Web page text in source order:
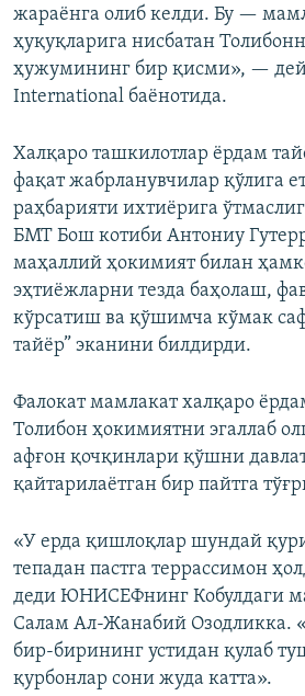
жараёнга олиб келди. Бу —
ҳуқуқларига нисбатан
ҳужумининг бир қисми», —
International баёнотида.
Халқаро ташкилотлар ёрдам
фақат жабрланувчилар қўлига
раҳбарияти ихтиёрига
БМТ Бош котиби Антониу
маҳаллий ҳокимият билан
эҳтиёжларни тезда баҳолаш,
кўрсатиш ва қўшимча кўмак
тайёр” эканини билдирди.
Фалокат мамлакат халқаро
Толибон ҳокимиятни эгаллаб
афғон қочқинлари қўшни
қайтарилаётган бир пайтга
«У ерда қишлоқлар шундай
тепадан пастга террассимон
деди ЮНИСЕФнинг Кобулдаги
Салам Ал-Жанабий Озодликка.
бир-бирининг устидан қулаб
қурбонлар сони жуда катта».